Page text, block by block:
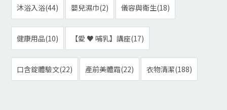
沐浴入浴(44) 嬰兒濕巾(2) 儀容與衛生(18)
健康用品(10) 【愛 ♥ 哺乳】講座(17)
口含錠體驗文(22) 產前美體霜(22) 衣物清潔(188)